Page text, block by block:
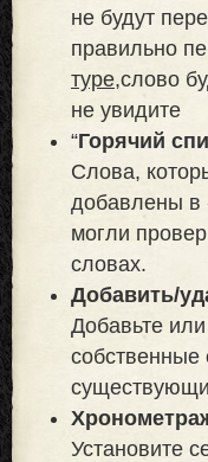
не будут
правильно
туре,слово
не увидите
“Горячий
Слова,
добавлены в
могли
словах.
Добавить/
Добавьте
собственные
Установите